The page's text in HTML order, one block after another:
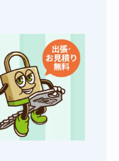
8,800円～(税込)
10,780円～(税込)
11,000円～(税込)